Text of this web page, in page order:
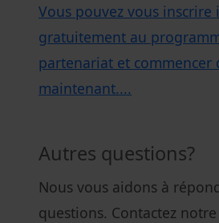
Vous pouvez vous inscrire
gratuitement au
partenariat et commencer
maintenant....
Autres questions?
Nous vous aidons à
questions. Contactez